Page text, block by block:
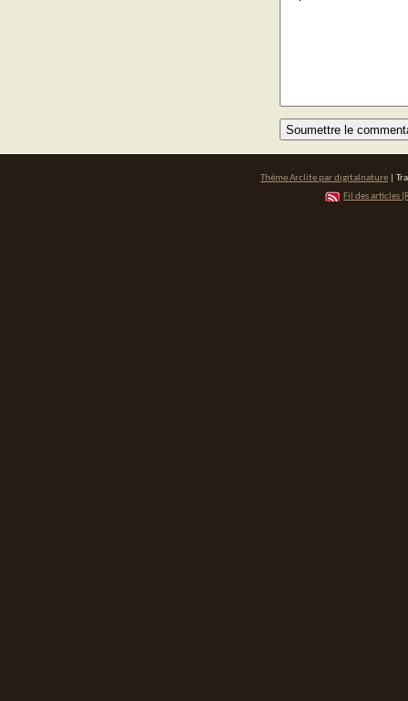
Thème Arclite pardigitalnature |
Fil des articles